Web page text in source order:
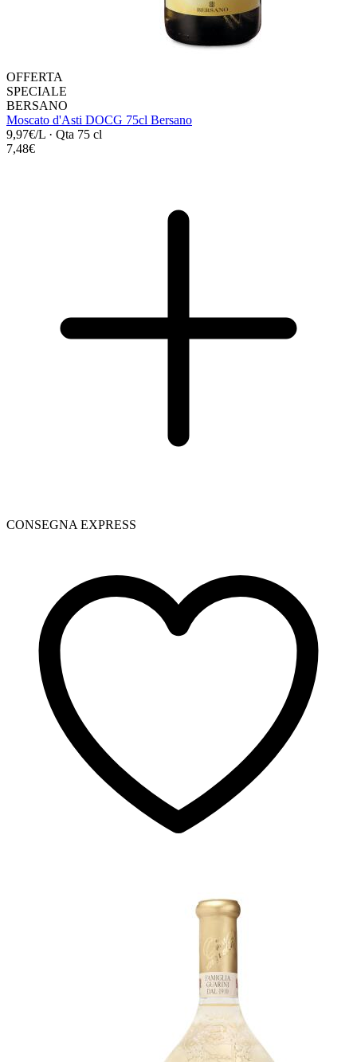
OFFERTA
SPECIALE
BERSANO
Moscato d'Asti DOCG 75cl Bersano
9,97€/L · Qta 75 cl
7,48€
CONSEGNA EXPRESS